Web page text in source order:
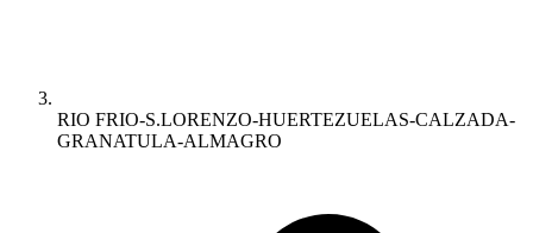
RIO FRIO-S.LORENZO-HUERTEZUELAS-CALZADA-
GRANATULA-ALMAGRO